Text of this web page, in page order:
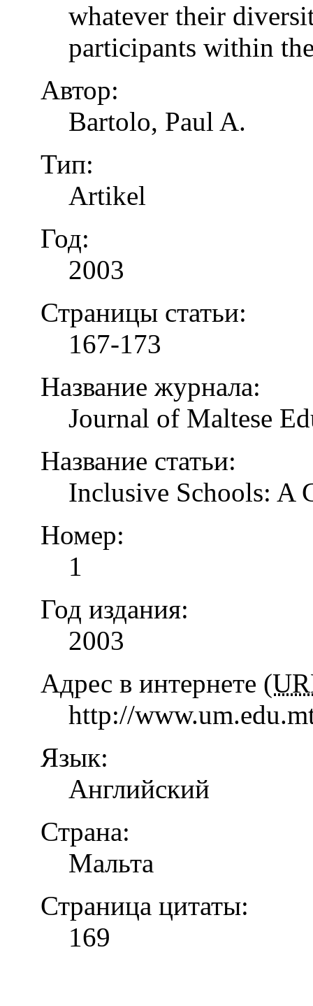
whatever their
participants within
Автор:
Bartolo, Paul A.
Тип:
Artikel
Год:
2003
Страницы статьи:
167-173
Название журнала:
Journal of Maltese
Название статьи:
Inclusive Schools: A
Номер:
1
Год издания:
2003
Адрес в интернете (
http://
Язык:
Английский
Страна:
Мальта
Страница цитаты:
169